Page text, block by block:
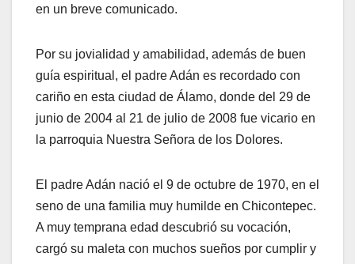
en un breve comunicado.
Por su jovialidad y amabilidad, además de buen
guía espiritual, el padre Adán es recordado con
cariño en esta ciudad de Álamo, donde del 29 de
junio de 2004 al 21 de julio de 2008 fue vicario en
la parroquia Nuestra Señora de los Dolores.
El padre Adán nació el 9 de octubre de 1970, en el
seno de una familia muy humilde en Chicontepec.
A muy temprana edad descubrió su vocación,
cargó su maleta con muchos sueños por cumplir y